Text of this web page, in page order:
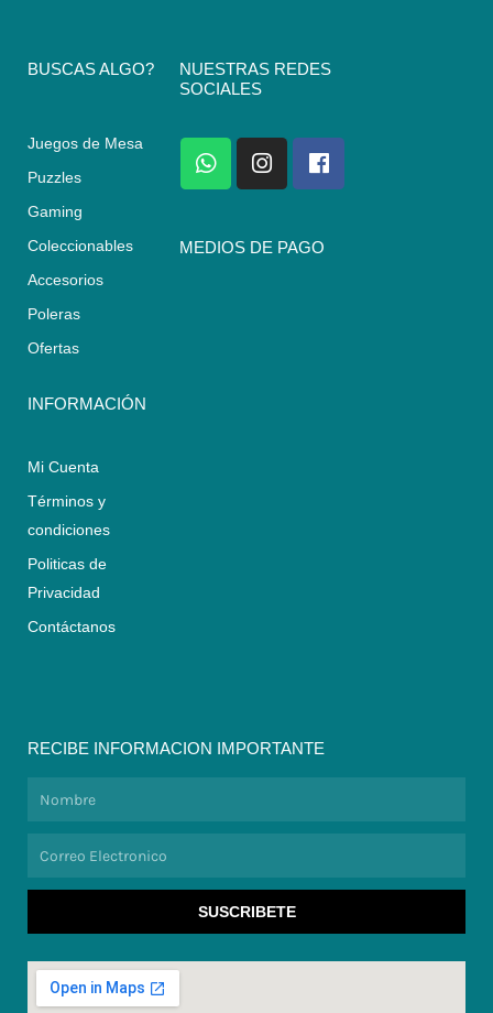
BUSCAS ALGO?
Juegos de Mesa
Puzzles
Gaming
Coleccionables
Accesorios
Poleras
Ofertas
INFORMACIÓN
Mi Cuenta
Términos y
condiciones
Politicas de
Privacidad
Contáctanos
NUESTRAS REDES
SOCIALES
W
h
a
s
I
n
s
a
F
a
c
b
MEDIOS DE PAGO
RECIBE INFORMACION IMPORTANTE
SUSCRIBETE